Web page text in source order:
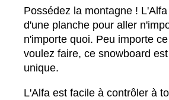
Possédez la montagne !
d'une planche pour aller
n'importe quoi. Peu importe
voulez faire, ce snowboard
unique.
L'Alfa est facile à contrôler à